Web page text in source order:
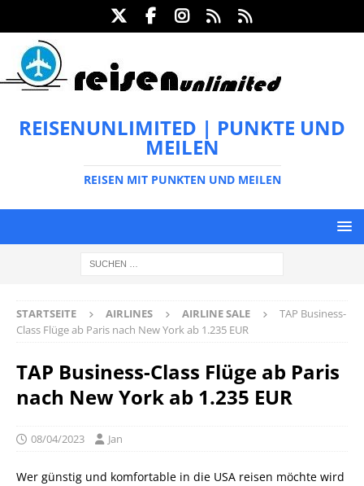
REISENUNLIMITED | PUNKTE UND
MEILEN
REISEN MIT PUNKTEN UND MEILEN
STARTSEITE AIRLINES AIRLINE SALE
TAP Business-
Class Flüge ab Paris nach New York ab 1.235 EUR
TAP Business-Class Flüge ab Paris
nach New York ab 1.235 EUR
08/04/2023 Jan
Wer günstig und komfortable in die USA reisen möchte wird